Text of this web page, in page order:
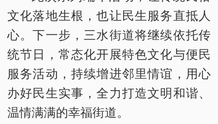
文化落地生根，也让民生服务直抵人
心。下一步，三水街道将继续依托传
统节日，常态化开展特色文化与便民
服务活动，持续增进邻里情谊，用心
办好民生实事，全力打造文明和谐、
温情满满的幸福街道。